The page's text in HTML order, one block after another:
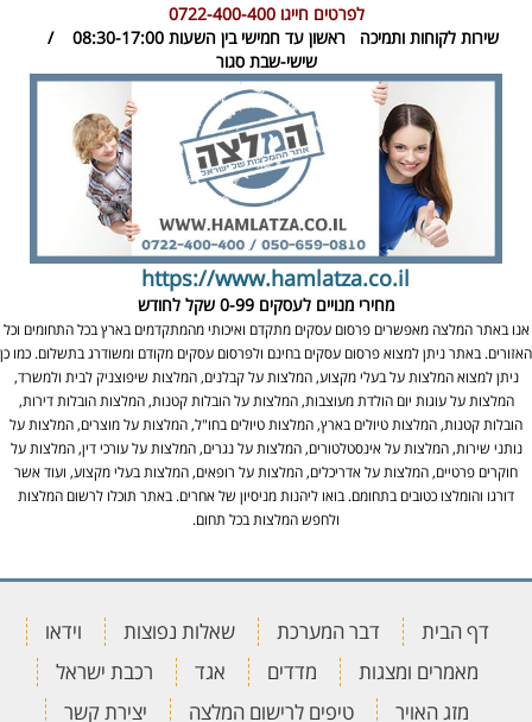
לפרטים חייגו0722-400-400
שירות לקוחות ותמיכה
ראשון עד חמישי בין השעות 08:30-17:00 /
שישי-שבת סגור
https://www.hamlatza.co.il
מחירי מנויים לעסקים 0-99 שקל לחודש
אנו באתר המלצה מאפשרים פרסום עסקים מתקדם ואיכותי מהמתקדמים בארץ בכל התחומים וכל
האזורים. באתר ניתן למצוא פרסום עסקים בחינם ולפרסום עסקים מקודם ומשודרג בתשלום. כמו כן
ניתן למצוא המלצות על בעלי מקצוע, המלצות על קבלנים, המלצות שיפוצניק לבית ולמשרד,
המלצות על עוגות יום הולדת מעוצבות, המלצות על הובלות קטנות, המלצות הובלות דירות,
הובלות קטנות, המלצות טיולים בארץ, המלצות טיולים בחו"ל, המלצות על מוצרים, המלצות על
נותני שירות, המלצות על אינסטלטורים, המלצות על נגרים, המלצות על עורכי דין, המלצות על
חוקרים פרטיים, המלצות על אדריכלים, המלצות על רופאים, המלצות בעלי מקצוע, ועוד אשר
דורגו והומלצו כטובים בתחומם. בואו ליהנות מניסיון של אחרים. באתר תוכלו לרשום המלצות
ולחפש המלצות בכל תחום.
דף הבית דבר המערכת שאלות נפוצות
וידאו
מאמרים ומצגות
מדדים אגד
רכבת ישראל
מזג האויר
טיפים לרישום המלצה יצירת קשר